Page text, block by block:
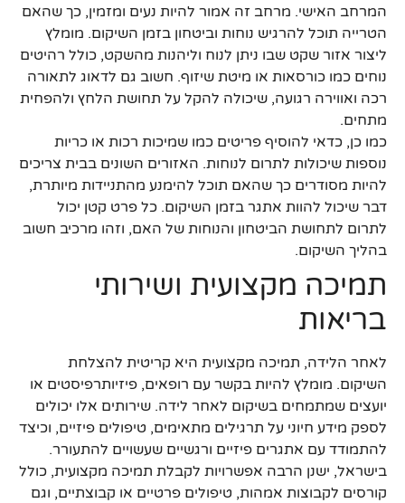
המרחב האישי. מרחב זה אמור להיות נעים ומזמין, כך שהאם
הטרייה תוכל להרגיש נוחות וביטחון בזמן השיקום. מומלץ
ליצור אזור שקט שבו ניתן לנוח וליהנות מהשקט, כולל רהיטים
נוחים כמו כורסאות או מיטת שיזוף. חשוב גם לדאוג לתאורה
רכה ואווירה רגועה, שיכולה להקל על תחושת הלחץ ולהפחית
מתחים.
כמו כן, כדאי להוסיף פריטים כמו שמיכות רכות או כריות
נוספות שיכולות לתרום לנוחות. האזורים השונים בבית צריכים
להיות מסודרים כך שהאם תוכל להימנע מהתניידות מיותרת,
דבר שיכול להוות אתגר בזמן השיקום. כל פרט קטן יכול
לתרום לתחושת הביטחון והנוחות של האם, וזהו מרכיב חשוב
בהליך השיקום.
תמיכה מקצועית ושירותי
בריאות
לאחר הלידה, תמיכה מקצועית היא קריטית להצלחת
השיקום. מומלץ להיות בקשר עם רופאים, פיזיותרפיסטים או
יועצים שמתמחים בשיקום לאחר לידה. שירותים אלו יכולים
לספק מידע חיוני על תרגילים מתאימים, טיפולים פיזיים, וכיצד
להתמודד עם אתגרים פיזיים ורגשיים שעשויים להתעורר.
בישראל, ישנן הרבה אפשרויות לקבלת תמיכה מקצועית, כולל
קורסים לקבוצות אמהות, טיפולים פרטיים או קבוצתיים, וגם